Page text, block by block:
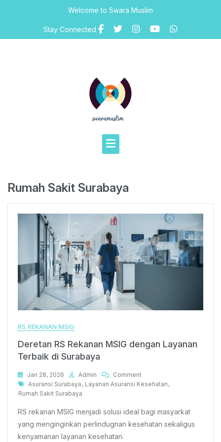
Welcome to Swara Muslim
Stay Connected
Rumah Sakit Surabaya
RS REKANAN MSIG
Deretan RS Rekanan MSIG dengan Layanan
Terbaik di Surabaya
Jan 28, 2026 Admin CommentOn
Deretan
MSIG
Dengan
Tags
Asuransi Surabaya , Layanan Asuransi Kesehatan ,
Rumah Sakit Surabaya
RS rekanan MSIG menjadi solusi ideal bagi masyarkat
yang menginginkan perlindugnan kesehatan sekaligus
kenyamanan layanan kesehatan.